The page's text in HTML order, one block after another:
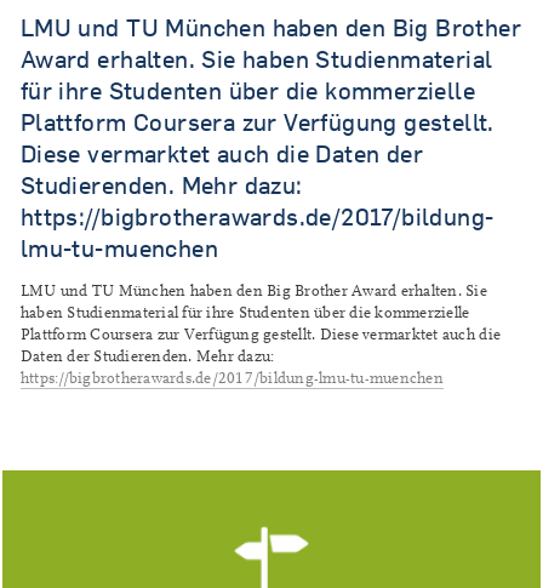
LMU und TU München haben den Big Brother
Award erhalten. Sie haben Studienmaterial
für ihre Studenten über die kommerzielle
Plattform Coursera zur Verfügung gestellt.
Diese vermarktet auch die Daten der
Studierenden. Mehr dazu:
https://bigbrotherawards.de/2017/bildung-
lmu-tu-muenchen
LMU und TU München haben den Big Brother Award erhalten. Sie
haben Studienmaterial für ihre Studenten über die kommerzielle
Plattform Coursera zur Verfügung gestellt. Diese vermarktet auch die
Daten der Studierenden. Mehr dazu:
https://bigbrotherawards.de/2017/bildung-lmu-tu-muenchen